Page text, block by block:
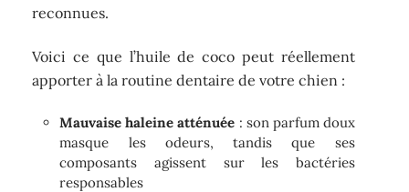
reconnues.
Voici ce que l’huile de coco peut réellement
apporter à la routine dentaire de votre chien :
Mauvaise haleine atténuée : son parfum doux
masque les odeurs, tandis que ses
composants agissent sur les bactéries
responsables